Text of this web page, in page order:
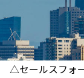
△セールスフォ